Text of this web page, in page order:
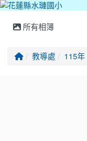
所有相簿
回首頁
教導處 115年